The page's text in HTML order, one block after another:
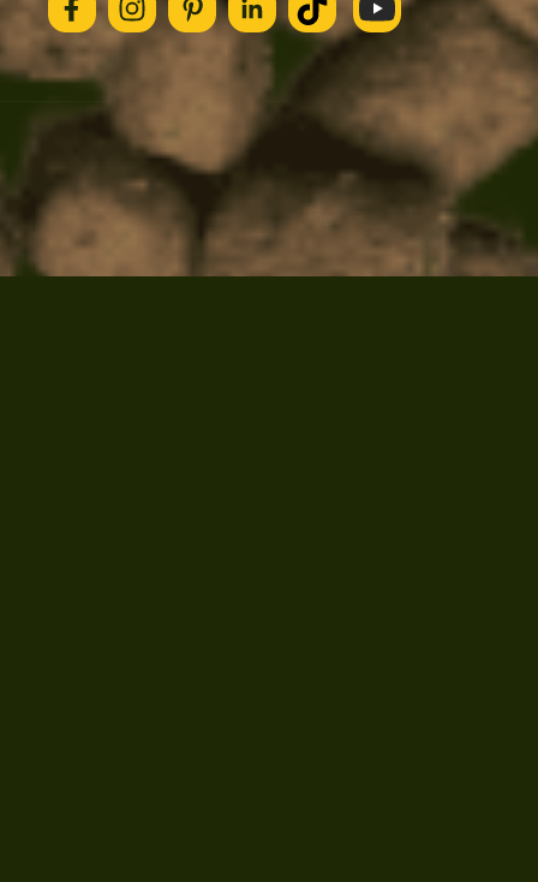
Algemene voorwaarden
Privacybeleid
Cookieverklaring